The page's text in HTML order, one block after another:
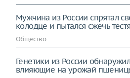
Мужчина из России спрятал
колодце и пытался сжечь тестя
Общество
Генетики из России
влияющие на урожай